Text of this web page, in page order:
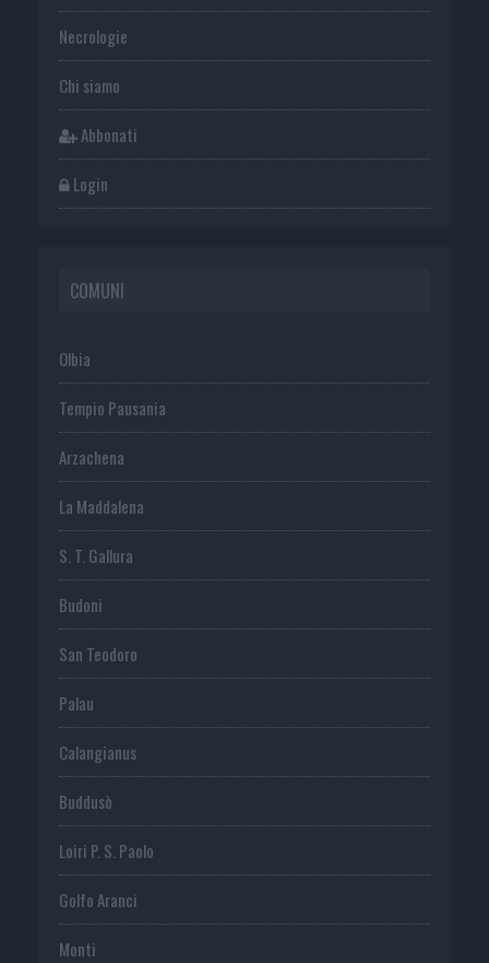
Necrologie
Chi siamo
Abbonati
Login
COMUNI
Olbia
Tempio Pausania
Arzachena
La Maddalena
S. T. Gallura
Budoni
San Teodoro
Palau
Calangianus
Buddusò
Loiri P. S. Paolo
Golfo Aranci
Monti